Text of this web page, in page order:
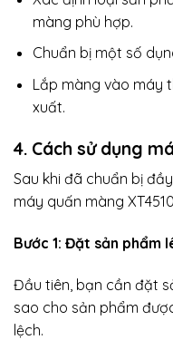
màng phù hợp.
Chuẩn bị một số
Lắp màng vào máy
xuất.
4. Cách sử dụng
Sau khi đã chuẩn bị
máy quấn màng
Bước 1: Đặt sản phẩm
Đầu tiên, bạn cần đặt
sao cho sản phẩm
lệch.